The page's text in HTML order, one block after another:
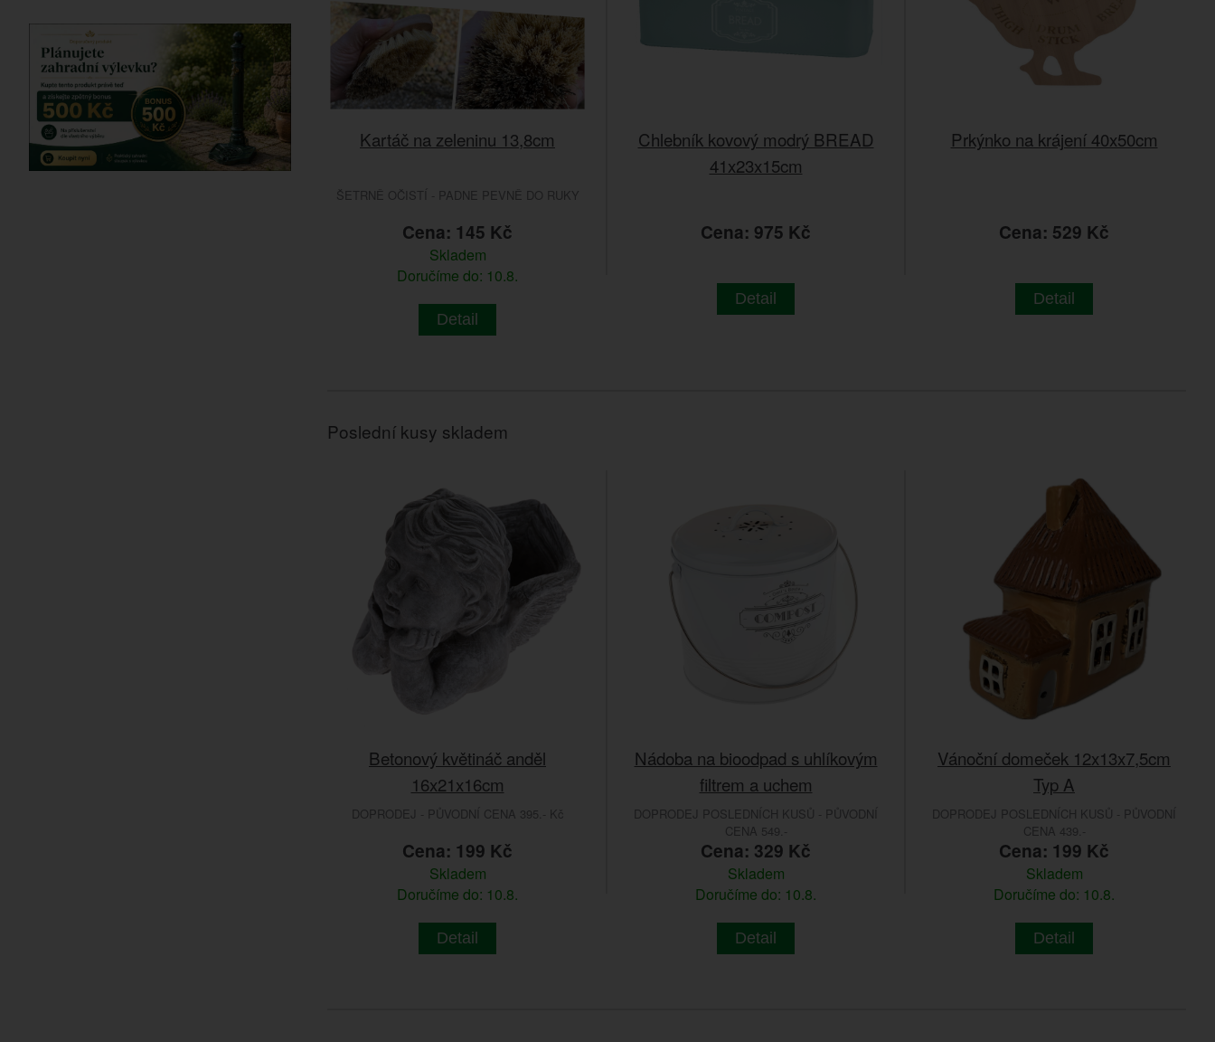
Kartáč na zeleninu 13,8cm
ŠETRNĚ OČISTÍ - PADNE PEVNĚ DO RUKY
Cena: 145 Kč
Skladem
Doručíme do: 10.8.
Detail
Chlebník kovový modrý BREAD
41x23x15cm
Cena: 975 Kč
Detail
Prkýnko na krájení 40x50cm
Cena: 529 Kč
Detail
Poslední kusy skladem
Betonový květináč anděl
16x21x16cm
DOPRODEJ - PŮVODNÍ CENA 395.- Kč
Cena: 199 Kč
Skladem
Doručíme do: 10.8.
Detail
Nádoba na bioodpad s uhlíkovým
filtrem a uchem
DOPRODEJ POSLEDNÍCH KUSŮ - PŮVODNÍ
CENA 549.-
Cena: 329 Kč
Skladem
Doručíme do: 10.8.
Detail
Vánoční domeček 12x13x7,5cm
Typ A
DOPRODEJ POSLEDNÍCH KUSŮ - PŮVODNÍ
CENA 439.-
Cena: 199 Kč
Skladem
Doručíme do: 10.8.
Detail